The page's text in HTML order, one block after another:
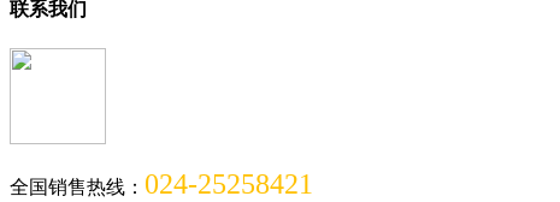
联系我们
全国销售热线： 024-25258421